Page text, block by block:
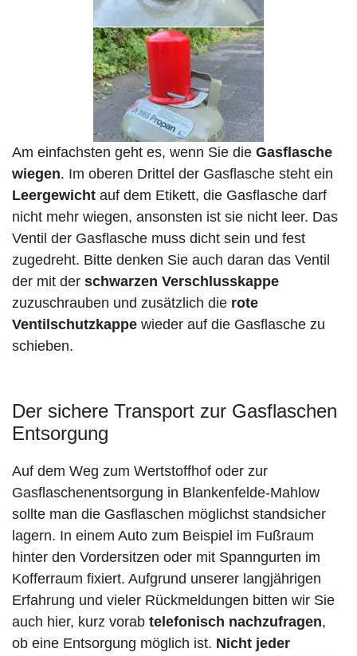
Am einfachsten geht es, wenn Sie die Gasflasche
wiegen. Im oberen Drittel der Gasflasche steht ein
Leergewicht auf dem Etikett, die Gasflasche darf
nicht mehr wiegen, ansonsten ist sie nicht leer. Das
Ventil der Gasflasche muss dicht sein und fest
zugedreht. Bitte denken Sie auch daran das Ventil
der mit der schwarzen Verschlusskappe
zuzuschrauben und zusätzlich die rote
Ventilschutzkappe wieder auf die Gasflasche zu
schieben.
Der sichere Transport zur Gasflaschen
Entsorgung
Auf dem Weg zum Wertstoffhof oder zur
Gasflaschenentsorgung in Blankenfelde-Mahlow
sollte man die Gasflaschen möglichst standsicher
lagern. In einem Auto zum Beispiel im Fußraum
hinter den Vordersitzen oder mit Spanngurten im
Kofferraum fixiert. Aufgrund unserer langjährigen
Erfahrung und vieler Rückmeldungen bitten wir Sie
auch hier, kurz vorab telefonisch nachzufragen,
ob eine Entsorgung möglich ist. Nicht jeder